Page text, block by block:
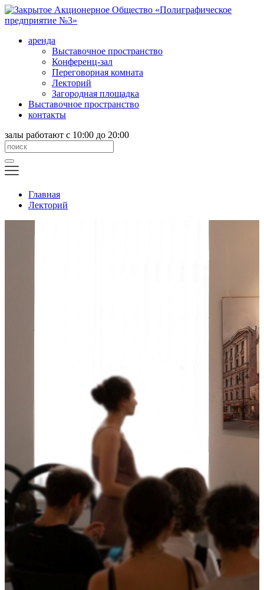
аренда
Выставочное пространство
Конференц-зал
Переговорная комната
Лекторий
Загородная площадка
Выставочное пространство
контакты
залы работают с 10:00 до 20:00
Главная
Лекторий